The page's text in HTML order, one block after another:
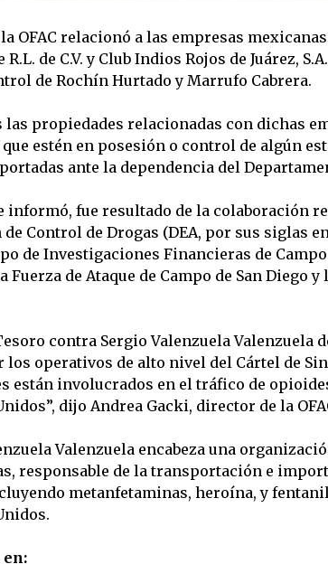
OFAC relacionó a las empresas
R.L. de C.V. y Club Indios Rojos de Juárez,
de Rochín Hurtado y Marrufo Cabrera.
las propiedades relacionadas con dichas
estén en posesión o control de algún
ante la dependencia del
informó, fue resultado de la colaboración
Control de Drogas (DEA, por sus siglas
de Investigaciones Financieras de
Fuerza de Ataque de Campo de San Diego
contra Sergio Valenzuela Valenzuela
los operativos de alto nivel del Cártel de
están involucrados en el tráfico de
dijo Andrea Gacki, director de la
Valenzuela encabeza una
responsable de la transportación e
metanfetaminas, heroína, y
en: